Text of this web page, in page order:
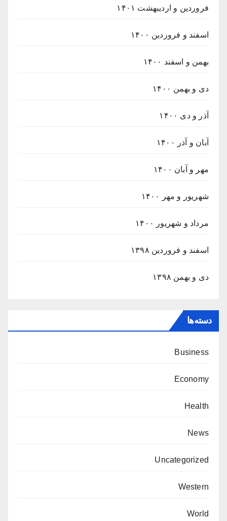
فروردین و اردیبهشت ۱۴۰۱
اسفند و فروردین ۱۴۰۰
بهمن و اسفند ۱۴۰۰
دی و بهمن ۱۴۰۰
آذر و دی ۱۴۰۰
آبان و آذر ۱۴۰۰
مهر و آبان ۱۴۰۰
شهریور و مهر ۱۴۰۰
مرداد و شهریور ۱۴۰۰
اسفند و فروردین ۱۳۹۸
دی و بهمن ۱۳۹۸
دسته‌ها
Business
Economy
Health
News
Uncategorized
Western
World